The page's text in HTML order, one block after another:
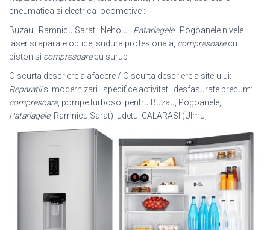
pneumatica si electrica locomotive ::
Buzau · Ramnicu Sarat · Nehoiu · Patarlagele· Pogoanele nivele
laser si aparate optice, sudura profesionala, compresoarecu
piston si compresoarecu surub
O scurta descriere a afacere / O scurta descriere a site-ului:
Reparatiisi modernizari . specifice activitatii desfasurate precum:
compresoare, pompe turbosol pentru Buzau, Pogoanele,
Patarlagele, Ramnicu Sarat) judetul CALARASI (Ulmu,